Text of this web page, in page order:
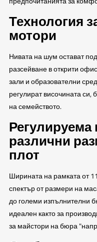
Технология
мотори
Нивата на шум остават
разсейване в открити
зали и образователни
регулират височината си,
на семейството.
различни
плот
Ширината на рамката от
спектър от размери на
до големи изпълнителни
идеален както за
за майстори на бюра